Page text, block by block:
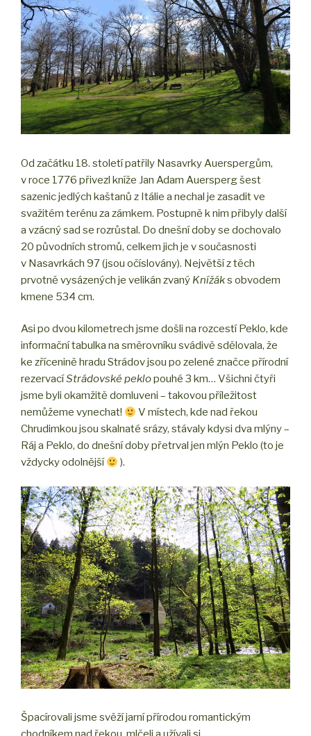
Od začátku 18. století patřily Nasavrky Auerspergům,
v roce 1776 přivezl kníže Jan Adam Auersperg šest
sazenic jedlých kaštanů z Itálie a nechal je zasadit ve
svažitém terénu za zámkem. Postupně k nim přibyly další
a vzácný sad se rozrůstal. Do dnešní doby se dochovalo
20 původních stromů, celkem jich je v současnosti
v Nasavrkách 97 (jsou očíslovány). Největší z těch
prvotně vysázených je velikán zvaný Knížáks obvodem
kmene 534 cm.
Asi po dvou kilometrech jsme došli na rozcestí Peklo, kde
informační tabulka na směrovníku svádivě sdělovala, že
ke zřícenině hradu Strádov jsou po zelené značce přírodní
rezervacíStrádovské peklopouhé 3 km… Všichni čtyři
jsme byli okamžitě domluveni – takovou příležitost
nemůžeme vynechat!
V místech, kde nad řekou
Chrudimkou jsou skalnaté srázy, stávaly kdysi dva mlýny –
Ráj a Peklo, do dnešní doby přetrval jen mlýn Peklo (to je
vždycky odolnější
).
Špacírovali jsme svěží jarní přírodou romantickým